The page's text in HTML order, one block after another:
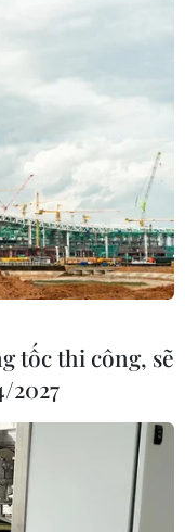
tốc thi công, sẽ
2027